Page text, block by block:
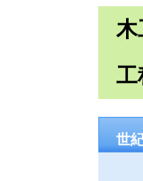
木
工
世